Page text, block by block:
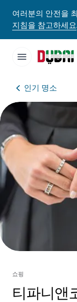
여러분의 안전을
지침을 참고하세요
인기 명소
쇼핑
티파니앤